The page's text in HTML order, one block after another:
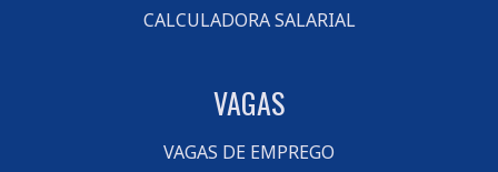
CALCULADORA SALARIAL
VAGAS
VAGAS DE EMPREGO